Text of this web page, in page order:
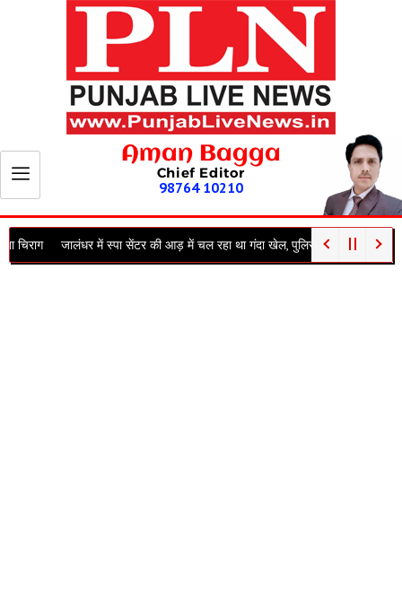
Aman Bagga
Chief Editor
98764 10210
में स्पा सेंटर की आड़ में चल रहा था गंदा खेल, पुलिस की अचानक रेड से मची भगदड़; कई